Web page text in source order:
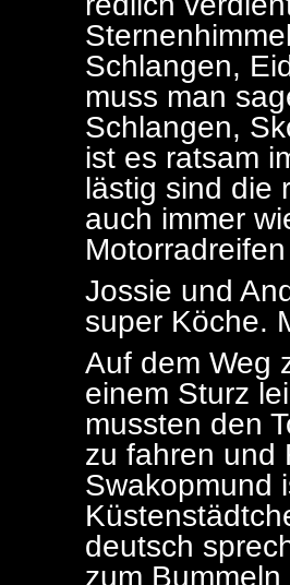
Schlangen,
muss man
Schlangen,
ist es ratsam
lästig sind die
auch immer
Jossie und
super Köche.
Auf dem Weg
einem Sturz
mussten den
zu fahren und
Swakopmund
deutsch
zum